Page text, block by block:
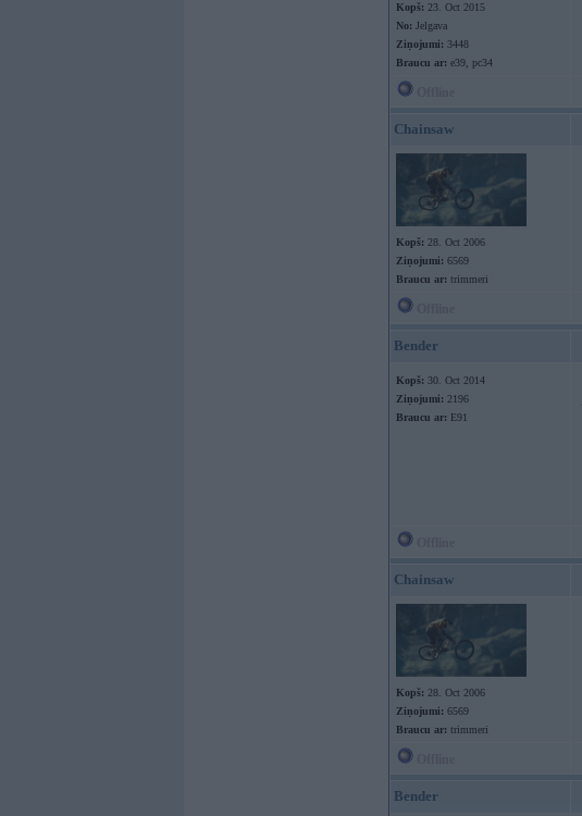
Kopš: 23. Oct 2015
No: Jelgava
Ziņojumi: 3448
Braucu ar: e39, pc34
Chainsaw
Kopš: 28. Oct 2006
Ziņojumi: 6569
Braucu ar: trimmeri
Bender
Kopš: 30. Oct 2014
Ziņojumi: 2196
Braucu ar: E91
Chainsaw
Kopš: 28. Oct 2006
Ziņojumi: 6569
Braucu ar: trimmeri
Bender